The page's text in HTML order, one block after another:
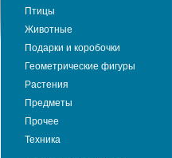
Птицы
Животные
Подарки и коробочки
Геометрические фигуры
Растения
Предметы
Прочее
Техника